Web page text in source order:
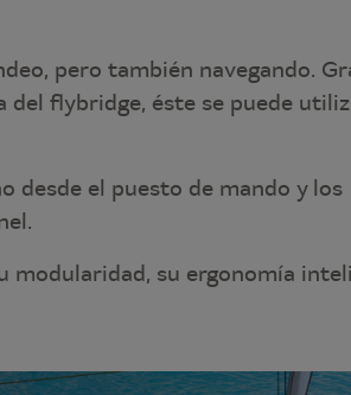
pero también navegando.
flybridge, éste se puede
desde el puesto de mando y los
modularidad, su ergonomía